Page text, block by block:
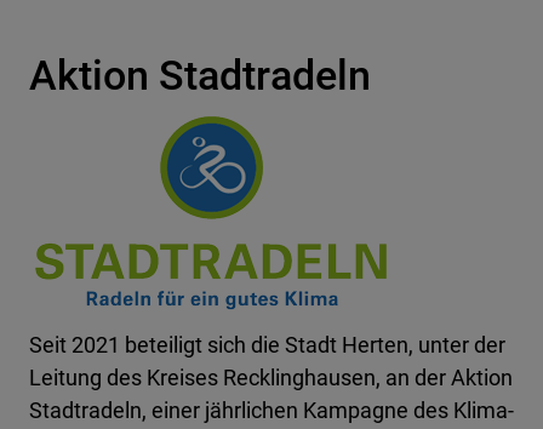
Aktion Stadtradeln
Seit 2021 beteiligt sich die Stadt Herten, unter der
Leitung des Kreises Recklinghausen, an der Aktion
Stadtradeln, einer jährlichen Kampagne des Klima-